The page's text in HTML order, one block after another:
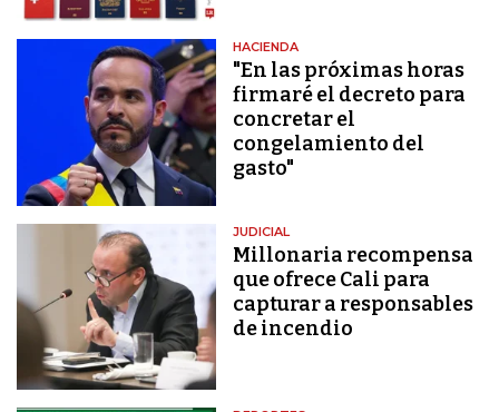
HACIENDA
"En las próximas horas
firmaré el decreto para
concretar el
congelamiento del
gasto"
JUDICIAL
Millonaria recompensa
que ofrece Cali para
capturar a responsables
de incendio